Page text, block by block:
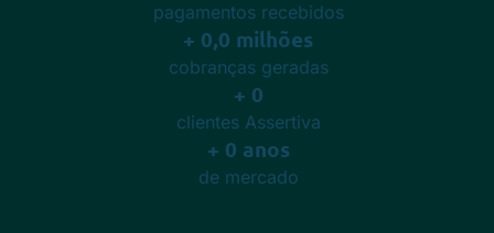
pagamentos recebidos
+ 0,0 milhões
cobranças geradas
+ 0
clientes Assertiva
+ 0 anos
de mercado